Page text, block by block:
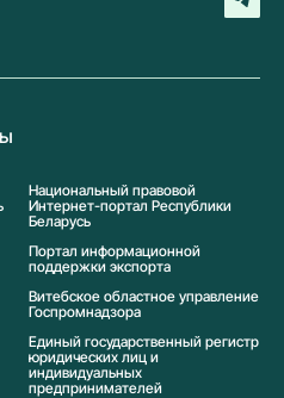
Национальный правовой
Интернет-портал Республики
Беларусь
Портал информационной
поддержки экспорта
Витебское областное управление
Госпромнадзора
Единый государственный регистр
юридических лиц и
индивидуальных
предпринимателей